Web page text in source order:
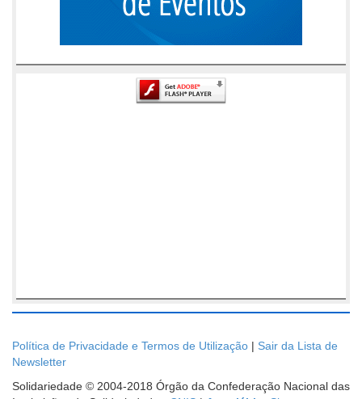
Política de Privacidade e Termos de Utilização | Sair da Lista de
Newsletter
Solidariedade © 2004-2018 Órgão da Confederação Nacional das